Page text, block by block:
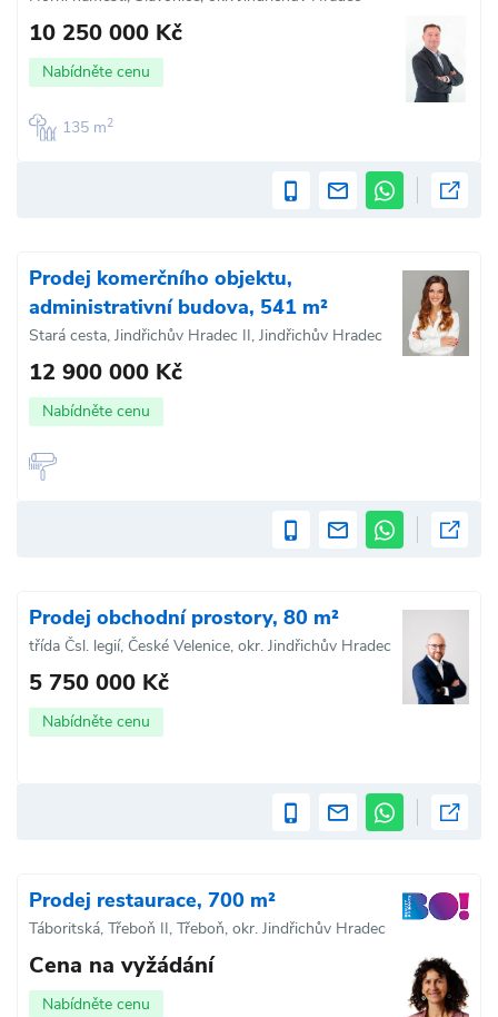
10 250 000 Kč
Nabídněte cenu
135 m2
Prodej komerčního objektu,
administrativní budova, 541 m²
Stará cesta, Jindřichův Hradec II, Jindřichův Hradec
12 900 000 Kč
Nabídněte cenu
Prodej obchodní prostory, 80 m²
třída Čsl. legií, České Velenice, okr. Jindřichův Hradec
5 750 000 Kč
Nabídněte cenu
Prodej restaurace, 700 m²
Táboritská, Třeboň II, Třeboň, okr. Jindřichův Hradec
Cena na vyžádání
Nabídněte cenu